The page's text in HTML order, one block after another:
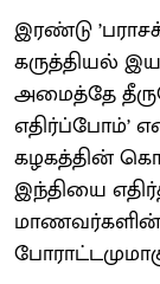
இரண்டு
கருத்தியல்
அமைத்தே
எதிர்ப்போம்’
கழகத்தின்
இந்தியை
மாணவர்களின்